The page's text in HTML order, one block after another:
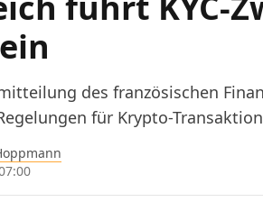
des französischen
für Krypto-